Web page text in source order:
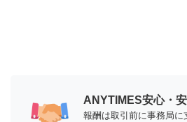
ANYTIMES安心・
報酬は取引前に事務局